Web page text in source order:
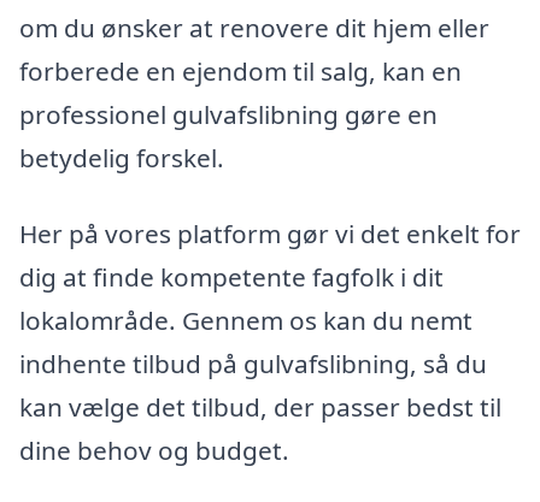
om du ønsker at renovere dit hjem eller
forberede en ejendom til salg, kan en
professionel gulvafslibning gøre en
betydelig forskel.
Her på vores platform gør vi det enkelt for
dig at finde kompetente fagfolk i dit
lokalområde. Gennem os kan du nemt
indhente tilbud på gulvafslibning, så du
kan vælge det tilbud, der passer bedst til
dine behov og budget.